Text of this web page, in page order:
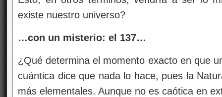
existe nuestro universo?
…con un misterio: el 137…
¿Qué determina el momento exacto en que
cuántica dice que nada lo hace, pues la
más elementales. Aunque no es caótica en